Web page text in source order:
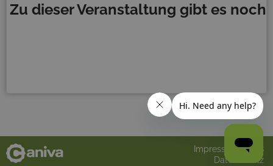
Zu dieser Veranstaltung gibt es noch
Impressum
AGB
Datenschutz